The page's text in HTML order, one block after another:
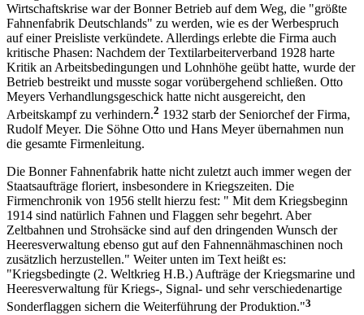
Wirtschaftskrise war der Bonner Betrieb auf dem Weg, die "größte
Fahnenfabrik Deutschlands" zu werden, wie es der Werbespruch
auf einer Preisliste verkündete. Allerdings erlebte die Firma auch
kritische Phasen: Nachdem der Textilarbeiterverband 1928 harte
Kritik an Arbeitsbedingungen und Lohnhöhe geübt hatte, wurde der
Betrieb bestreikt und musste sogar vorübergehend schließen. Otto
Meyers Verhandlungsgeschick hatte nicht ausgereicht, den
Arbeitskampf zu verhindern.2 1932 starb der Seniorchef der Firma,
Rudolf Meyer. Die Söhne Otto und Hans Meyer übernahmen nun
die gesamte Firmenleitung.
Die Bonner Fahnenfabrik hatte nicht zuletzt auch immer wegen der
Staatsaufträge floriert, insbesondere in Kriegszeiten. Die
Firmenchronik von 1956 stellt hierzu fest: " Mit dem Kriegsbeginn
1914 sind natürlich Fahnen und Flaggen sehr begehrt. Aber
Zeltbahnen und Strohsäcke sind auf den dringenden Wunsch der
Heeresverwaltung ebenso gut auf den Fahnennähmaschinen noch
zusätzlich herzustellen." Weiter unten im Text heißt es:
"Kriegsbedingte (2. Weltkrieg H.B.) Aufträge der Kriegsmarine und
Heeresverwaltung für Kriegs-, Signal- und sehr verschiedenartige
Sonderflaggen sichern die Weiterführung der Produktion."3